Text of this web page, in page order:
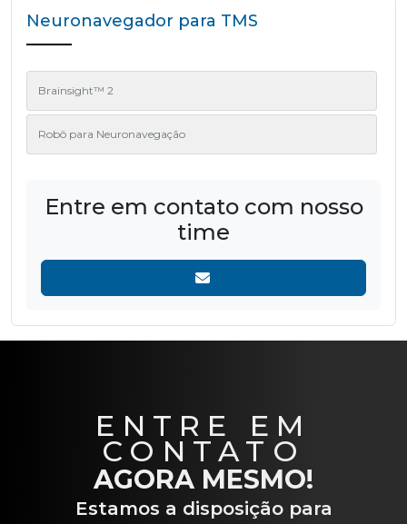
Neuronavegador para TMS
Brainsight™ 2
Robô para Neuronavegação
Entre em contato com nosso
time
ENTRE EM
CONTATO
AGORA MESMO!
Estamos a disposição para